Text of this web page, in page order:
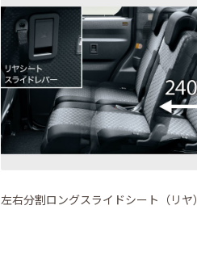
左右分割ロングスライドシート（リヤ）